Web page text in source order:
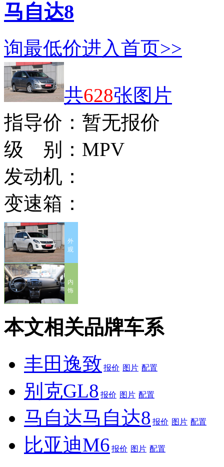
马自达8
询最低价进入首页>>
共628张图片
指导价： 暂无报价
级 别： MPV
发动机：
变速箱：
外
观
内
饰
本文相关品牌车系
丰田逸致 报价 图片 配置
别克GL8 报价 图片 配置
马自达马自达8 报价 图片 配置
比亚迪M6 报价 图片 配置